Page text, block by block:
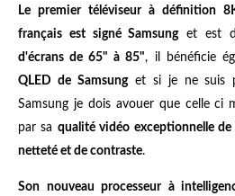
Le premier téléviseur à définition
français est signé Samsunget est
d'écrans de 65" à 85", il bénéficie
QLED de Samsunget si je ne suis
Samsung je dois avouer que celle ci
par sa qualité vidéo exceptionnelle
netteté et de contraste.
Son nouveau processeur à